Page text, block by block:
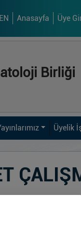
EN Anasayfa Üye
Birliği
Üyelik